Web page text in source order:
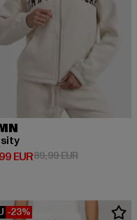
EUR
EURPreis: 80,99 EUR
89,99 EURAktionspreis:
-23%